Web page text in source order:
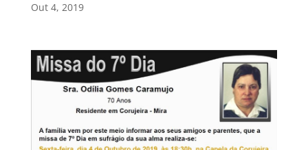
Out 4, 2019